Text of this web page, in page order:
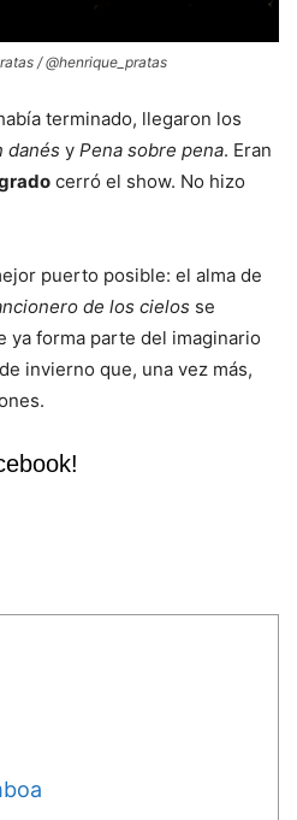
/ @henrique_pratas
terminado, llegaron los
danés y Pena sobre pena. Eran
cerró el show. No hizo
puerto posible: el alma de
de los cielos se
ya forma parte del imaginario
invierno que, una vez más,